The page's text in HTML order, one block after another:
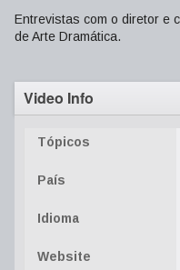
Entrevistas com o diretor e
de Arte Dramática.
Video Info
Tópicos
País
Idioma
Website